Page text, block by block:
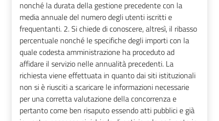
nonché la durata della gestione precedente con la
media annuale del numero degli utenti iscritti e
frequentanti. 2. Si chiede di conoscere, altresì, il ribasso
percentuale nonché le specifiche degli importi con la
quale codesta amministrazione ha proceduto ad
affidare il servizio nelle annualità precedenti. La
richiesta viene effettuata in quanto dai siti istituzionali
non si è riusciti a scaricare le informazioni necessarie
per una corretta valutazione della concorrenza e
pertanto come ben risaputo essendo atti pubblici e già